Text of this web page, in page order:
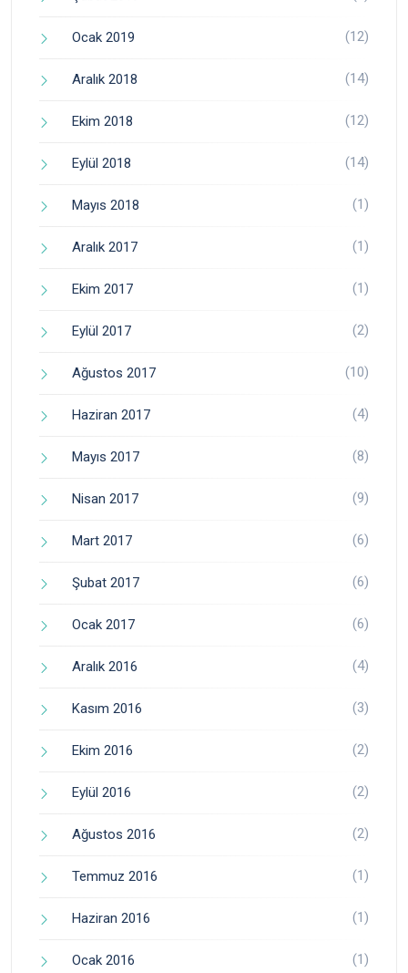
Ocak 2019 (12)
Aralık 2018 (14)
Ekim 2018 (12)
Eylül 2018 (14)
Mayıs 2018 (1)
Aralık 2017 (1)
Ekim 2017 (1)
Eylül 2017 (2)
Ağustos 2017 (10)
Haziran 2017 (4)
Mayıs 2017 (8)
Nisan 2017 (9)
Mart 2017 (6)
Şubat 2017 (6)
Ocak 2017 (6)
Aralık 2016 (4)
Kasım 2016 (3)
Ekim 2016 (2)
Eylül 2016 (2)
Ağustos 2016 (2)
Temmuz 2016 (1)
Haziran 2016 (1)
Ocak 2016 (1)